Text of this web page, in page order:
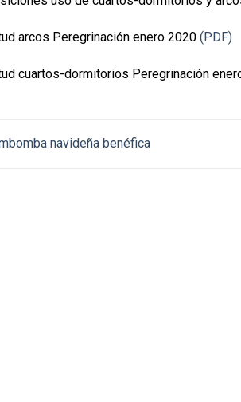
arcos Peregrinación enero 2020 (PDF)
cuartos-dormitorios Peregrinación
navideña benéfica